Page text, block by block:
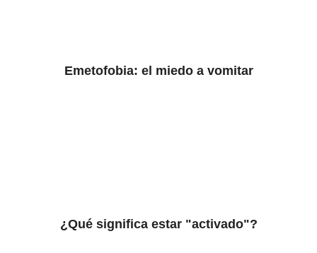
Emetofobia: el miedo a vomitar
¿Qué significa estar "activado"?